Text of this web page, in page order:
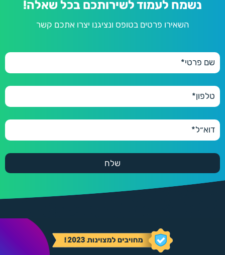
נשמח לעמוד לשירותכם בכל שאלה!
השאירו פרטים בטופס ונציגנו יצרו אתכם קשר